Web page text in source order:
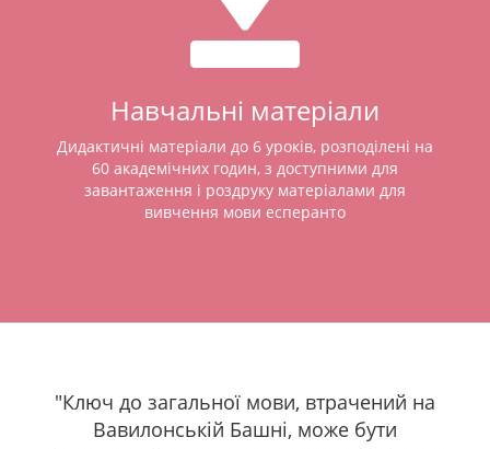
Навчальні матеріали
Дидактичні матеріали до 6 уроків, розподілені на
60 академічних годин, з доступними для
завантаження і роздруку матеріалами для
вивчення мови есперанто
"Ключ до загальної мови, втрачений на
Вавилонській Башні, може бути